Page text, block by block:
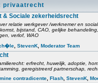
privaatrecht
& Sociale zekerheidsrecht
relatie werkgever /werknemer en
bijstand, CAO, gelijke
verlof, WAO
StevenK Moderator Team
erfrecht, huwelijk, adoptie,
geregistreerd partnerschap,
contradicente Flash StevenK